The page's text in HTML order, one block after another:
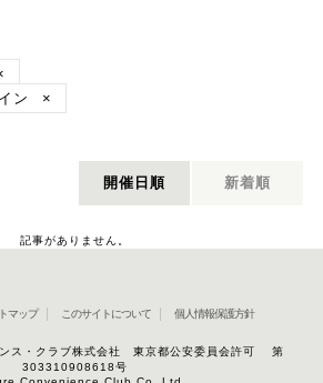
ン
×
開催日順 新着順
記事がありません。
マップ このサイトについて 個人情報保護方針
ンス・クラブ株式会社 東京都公安委員会許可 第
303310908618号